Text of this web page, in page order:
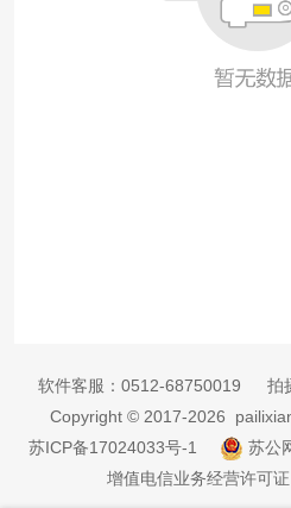
软件客服： 0512-68750019 拍
Copyright © 2017-2026
苏ICP备17024033号-1
苏公
增值电信业务经营许可